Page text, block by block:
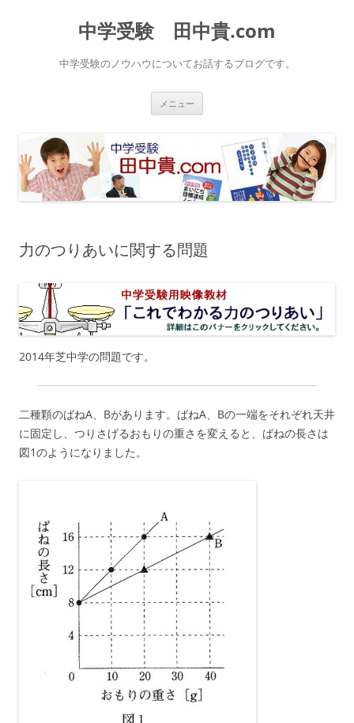
中学受験 田中貴.com
中学受験のノウハウについてお話するブログです。
メニュー
ス
キ
ッ
プ
力のつりあいに関する問題
2014年芝中学の問題です。
二種顆のばねA、Bがあります。ばねA、Bの一端をそれぞれ天井
に固定し、つりさげるおもりの重さを変えると、ばねの長さは
図1のようになりました。